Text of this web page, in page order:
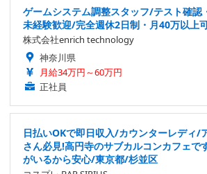
ゲームシステム調整スタッフ/テスト確認
未経験歓迎/完全週休2日制・月40万以上
株式会社enrich technology
神奈川県
月給34万円～60万円
正社員
日払いOKで即日収入/カウンターレディ/
さん必見!高円寺のサブカルコンカフェで
がいるから安心/東京都/杉並区